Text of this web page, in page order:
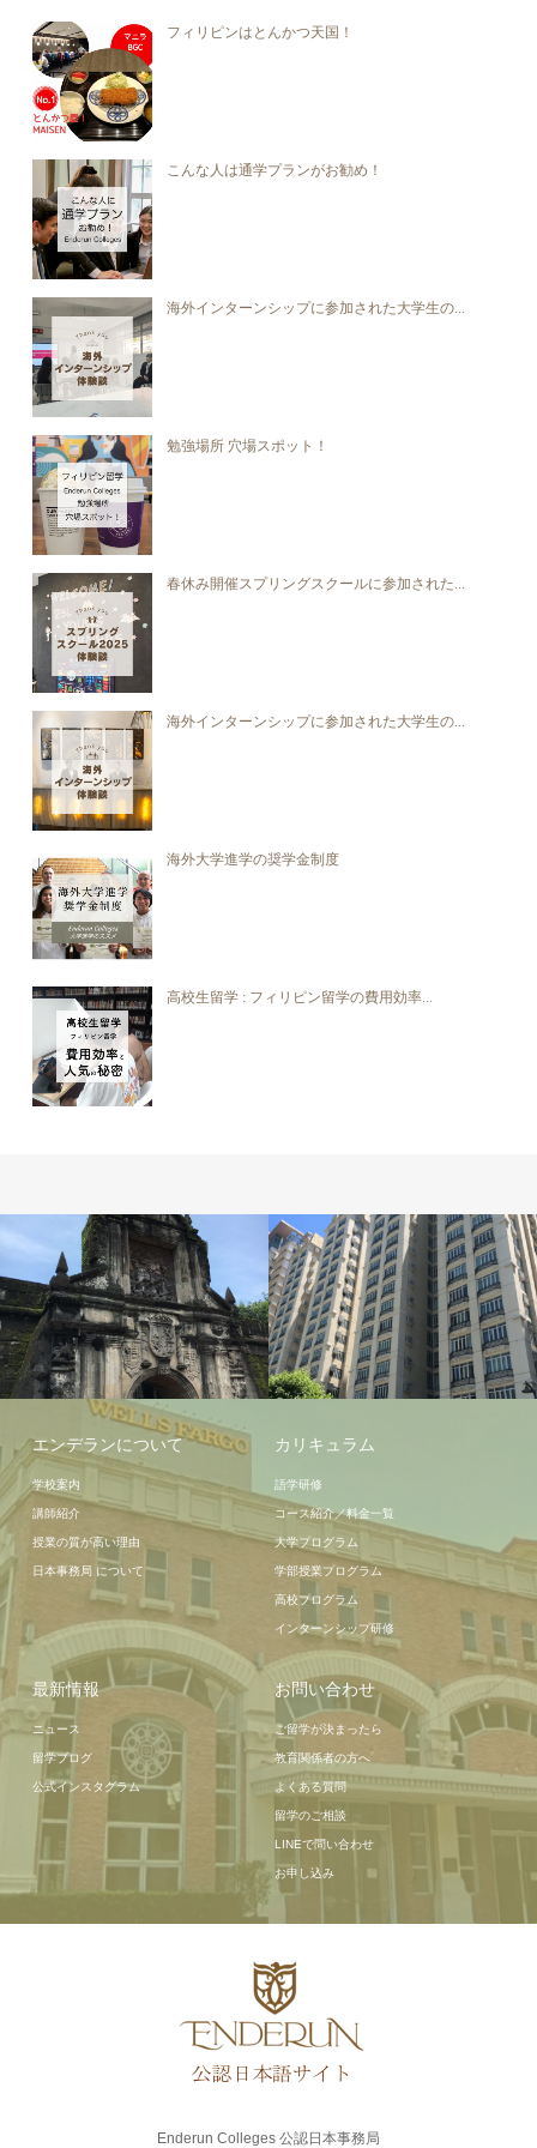
フィリピンはとんかつ天国！
こんな人は通学プランがお勧め！
海外インターンシップに参加された大学生の...
勉強場所 穴場スポット！
春休み開催スプリングスクールに参加された...
海外インターンシップに参加された大学生の...
海外大学進学の奨学金制度
高校生留学 : フィリピン留学の費用効率...
宿泊施設
エンデランについて
学校案内
講師紹介
授業の質が高い理由
日本事務局 について
カリキュラム
語学研修
コース紹介／料金一覧
大学プログラム
学部授業プログラム
高校プログラム
インターンシップ研修
最新情報
ニュース
留学ブログ
公式インスタグラム
お問い合わせ
ご留学が決まったら
教育関係者の方へ
よくある質問
留学のご相談
LINEで問い合わせ
お申し込み
Enderun Colleges 公認日本事務局